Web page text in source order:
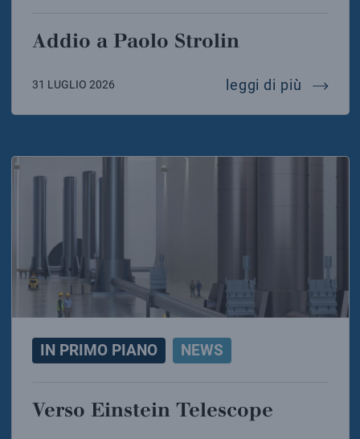
Addio a Paolo Strolin
31 LUGLIO 2026 leggi di più addio
IN PRIMO PIANO NEWS
Verso Einstein Telescope